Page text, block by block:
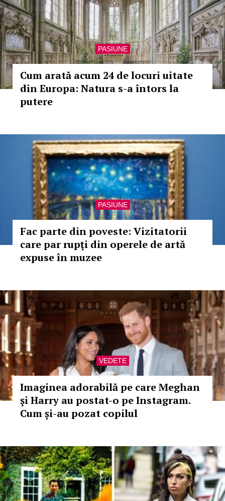
PASIUNE
Cum arată acum 24 de locuri uitate
din Europa: Natura s-a întors la
putere
PASIUNE
Fac parte din poveste: Vizitatorii
care par rupţi din operele de artă
expuse în muzee
VEDETE
Imaginea adorabilă pe care Meghan
şi Harry au postat-o pe Instagram.
Cum și-au pozat copilul